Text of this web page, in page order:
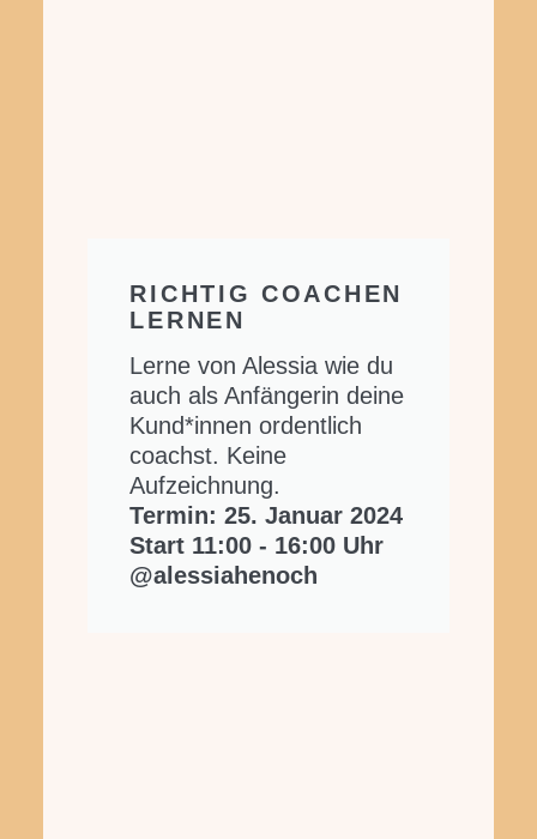
RICHTIG COACHEN
LERNEN
Lerne von Alessia wie du
auch als Anfängerin deine
Kund*innen ordentlich
coachst. Keine
Aufzeichnung.
Termin: 25. Januar 2024
Start 11:00 - 16:00 Uhr
@alessiahenoch